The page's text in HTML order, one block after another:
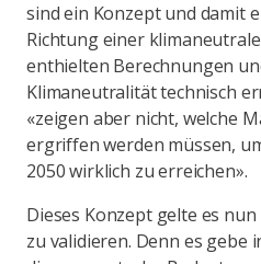
sind ein Konzept und damit
Richtung einer
enthielten Berechnungen
Klimaneutralität technisch
«zeigen aber nicht, welche
ergriffen werden müssen,
2050 wirklich zu erreichen».
Dieses Konzept gelte es
zu validieren. Denn es gebe